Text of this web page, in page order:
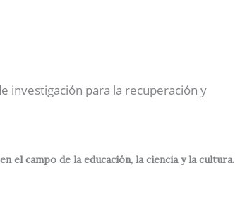
investigación para la recuperación y
el campo de la educación, la ciencia y la cultura.